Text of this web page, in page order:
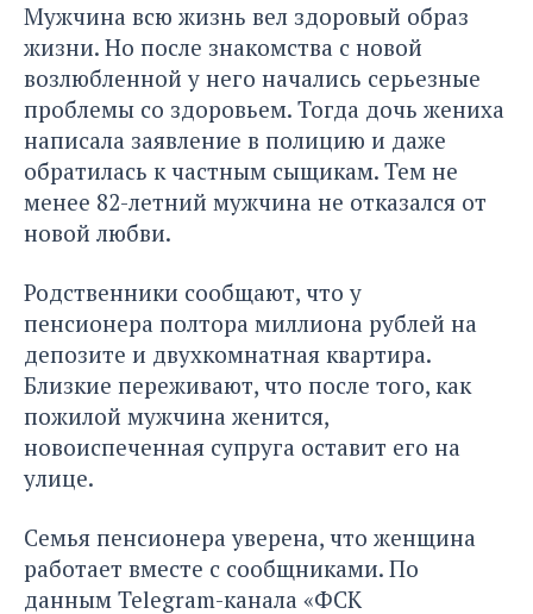
Мужчина всю жизнь вел здоровый образ
жизни. Но после знакомства с новой
возлюбленной у него начались серьезные
проблемы со здоровьем. Тогда дочь жениха
написала заявление в полицию и даже
обратилась к частным сыщикам. Тем не
менее 82-летний мужчина не отказался от
новой любви.
Родственники сообщают, что у
пенсионера полтора миллиона рублей на
депозите и двухкомнатная квартира.
Близкие переживают, что после того, как
пожилой мужчина женится,
новоиспеченная супруга оставит его на
улице.
Семья пенсионера уверена, что женщина
работает вместе с сообщниками. По
данным Telegram-канала «ФСК